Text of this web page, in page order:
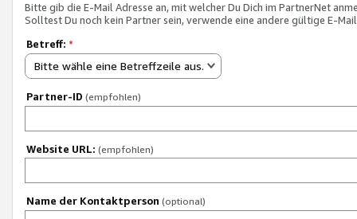
Bitte gib die E-Mail Adresse an, mit welcher Du Dich im PartnerNet
Solltest Du noch kein Partner sein, verwende eine andere gültige E-
Betreff: *
Bitte wähle eine Betreffzeile aus.
Partner-ID (empfohlen)
Website URL: (empfohlen)
Name der Kontaktperson (optional)